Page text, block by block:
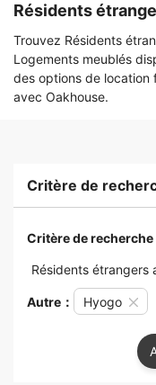
Résidents
Trouvez Résidents
Logements meublés
des options de location
avec Oakhouse.
Critère de
Critère de recherche
Résidents étrangers
Autre： Hyogo